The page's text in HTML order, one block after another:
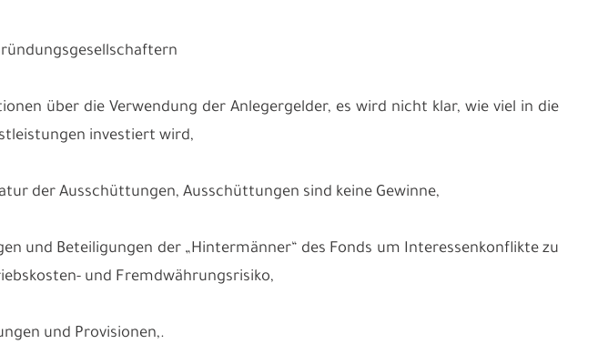
über die Verwendung der Anlegergelder, es wird nicht klar, wie viel in die
investiert wird,
der Ausschüttungen, Ausschüttungen sind keine Gewinne,
und Beteiligungen der „Hintermänner“ des Fonds um Interessenkonflikte zu
und Fremdwährungsrisiko,
und Provisionen,.